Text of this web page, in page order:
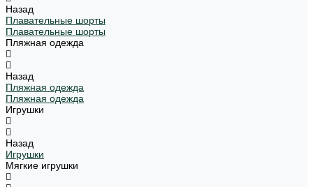
Назад
Плавательные шорты
Плавательные шорты
Пляжная одежда
Назад
Пляжная одежда
Пляжная одежда
Игрушки
Назад
Игрушки
Мягкие игрушки